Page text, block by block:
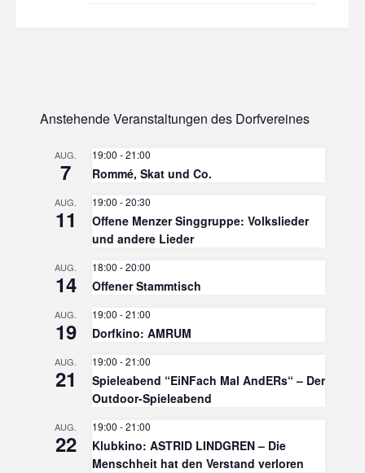
Anstehende Veranstaltungen des Dorfvereines
AUG.
7
19:00 -21:00
Rommé, Skat und Co.
AUG.
11
19:00 -20:30
Offene Menzer Singgruppe: Volkslieder
und andere Lieder
AUG.
14
18:00 -20:00
Offener Stammtisch
AUG.
19
19:00 -21:00
Dorfkino: AMRUM
AUG.
21
19:00 -21:00
Spieleabend “EiNFach Mal AndERs“ – Der
Outdoor-Spieleabend
AUG.
22
19:00 -21:00
Klubkino: ASTRID LINDGREN – Die
Menschheit hat den Verstand verloren